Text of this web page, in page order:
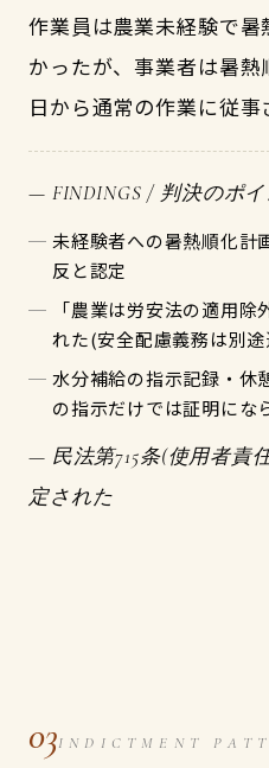
作業員は農業未経験で
かったが、事業者は暑
日から通常の作業に従事
— FINDINGS / 判決のポ
未経験者への暑熱順化
反と認定
「農業は労安法の適用
れた(安全配慮義務は別
水分補給の指示記録・
の指示だけでは証明にな
— 民法第715条(使用者責
定された
03INDICTMENT